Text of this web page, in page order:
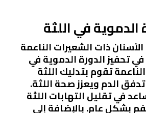
الدموية في اللثة
ذات الشعيرات الناعمة
تحفيز الدورة الدموية في
تقوم بتدليك اللثة
الدم ويعزز صحة اللثة.
في تقليل التهابات اللثة
بشكل عام. بالإضافة إلى